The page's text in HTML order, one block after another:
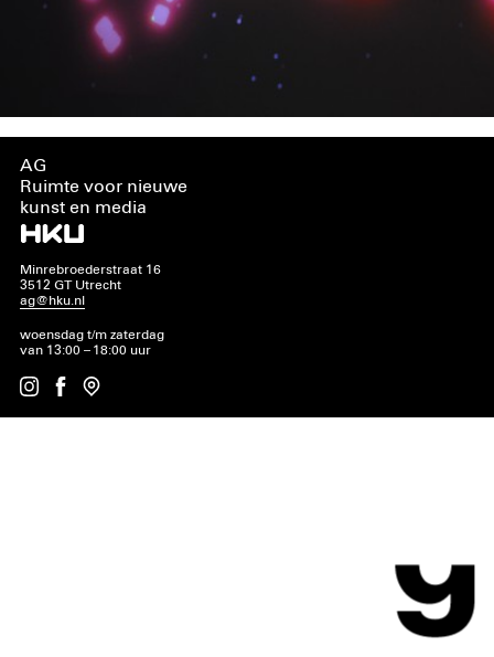
AG
Ruimte voor nieuwe
kunst en media
Minrebroederstraat 16
3512 GT Utrecht
ag@hku.nl
woensdag t/m zaterdag
van 13:00 – 18:00 uur